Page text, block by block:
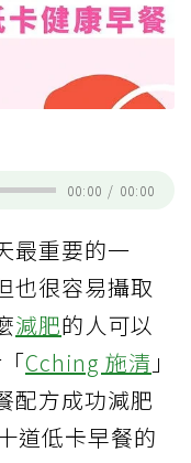
00:00 / 00:00
最重要的一
也很容易攝取
減肥的人可以
Cching 施清 」
配方成功減肥
道低卡早餐的